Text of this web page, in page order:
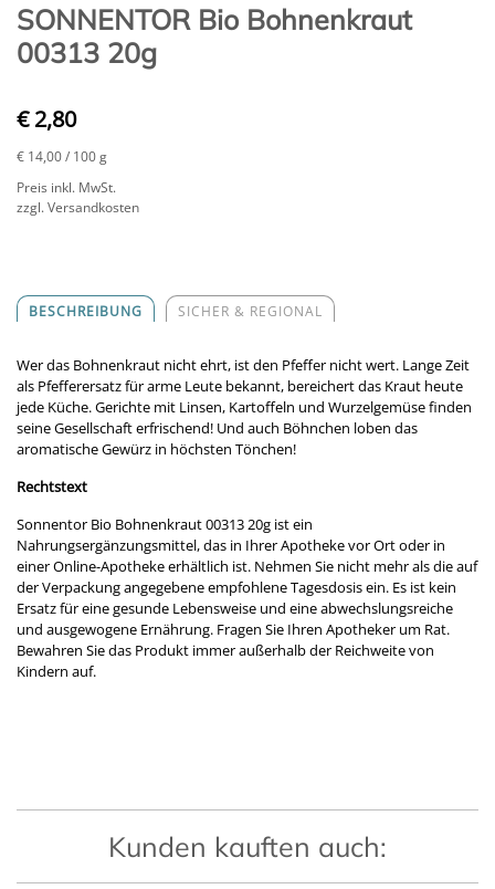
SONNENTOR Bio Bohnenkraut
00313 20g
€ 2,80
€ 14,00/ 100 g
Preis inkl. MwSt.
zzgl. Versandkosten
BESCHREIBUNG SICHER & REGIONAL
Wer das Bohnenkraut nicht ehrt, ist den Pfeffer nicht wert. Lange Zeit
als Pfefferersatz für arme Leute bekannt, bereichert das Kraut heute
jede Küche. Gerichte mit Linsen, Kartoffeln und Wurzelgemüse finden
seine Gesellschaft erfrischend! Und auch Böhnchen loben das
aromatische Gewürz in höchsten Tönchen!
Rechtstext
Sonnentor Bio Bohnenkraut 00313 20g ist ein
Nahrungsergänzungsmittel, das in Ihrer Apotheke vor Ort oder in
einer Online-Apotheke erhältlich ist. Nehmen Sie nicht mehr als die auf
der Verpackung angegebene empfohlene Tagesdosis ein. Es ist kein
Ersatz für eine gesunde Lebensweise und eine abwechslungsreiche
und ausgewogene Ernährung. Fragen Sie Ihren Apotheker um Rat.
Bewahren Sie das Produkt immer außerhalb der Reichweite von
Kindern auf.
Kunden kauften auch: